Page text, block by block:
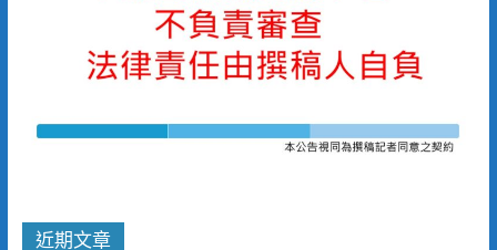
近期文章